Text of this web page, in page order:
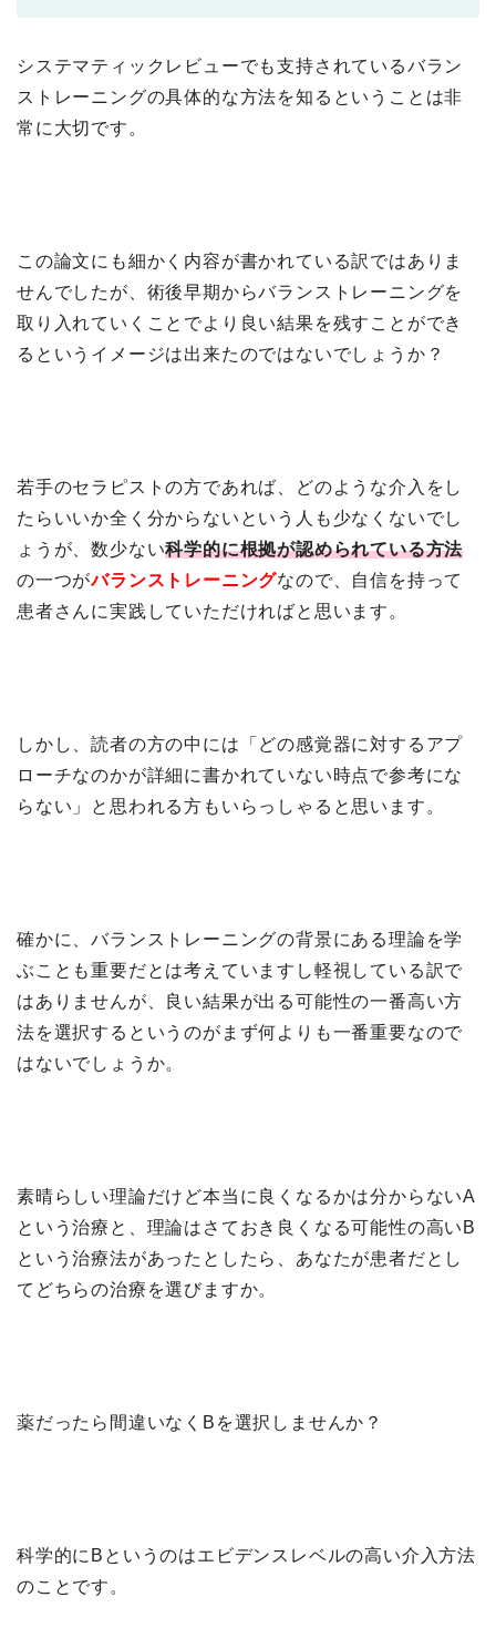
システマティックレビューでも支持されているバラン
ストレーニングの具体的な方法を知るということは非
常に大切です。
この論文にも細かく内容が書かれている訳ではありま
せんでしたが、術後早期からバランストレーニングを
取り入れていくことでより良い結果を残すことができ
るというイメージは出来たのではないでしょうか？
若手のセラピストの方であれば、どのような介入をし
たらいいか全く分からないという人も少なくないでし
ょうが、数少ない科学的に根拠が認められている方法
の一つがバランストレーニングなので、自信を持って
患者さんに実践していただければと思います。
しかし、読者の方の中には「どの感覚器に対するアプ
ローチなのかが詳細に書かれていない時点で参考にな
らない」と思われる方もいらっしゃると思います。
確かに、バランストレーニングの背景にある理論を学
ぶことも重要だとは考えていますし軽視している訳で
はありませんが、良い結果が出る可能性の一番高い方
法を選択するというのがまず何よりも一番重要なので
はないでしょうか。
素晴らしい理論だけど本当に良くなるかは分からないA
という治療と、理論はさておき良くなる可能性の高いB
という治療法があったとしたら、あなたが患者だとし
てどちらの治療を選びますか。
薬だったら間違いなくBを選択しませんか？
科学的にBというのはエビデンスレベルの高い介入方法
のことです。